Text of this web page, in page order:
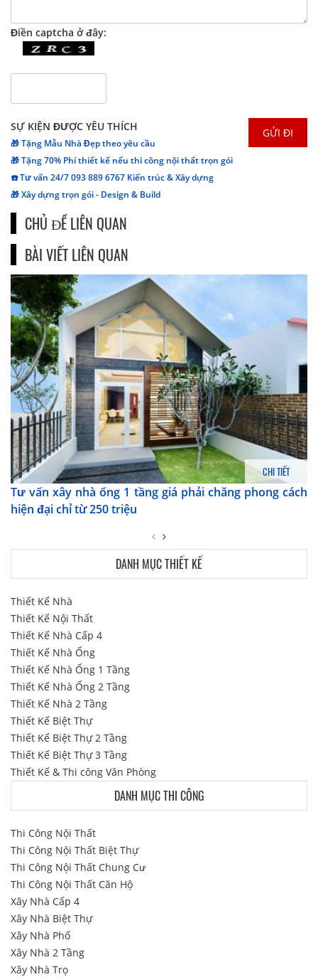
Điền captcha ở đây:
SỰ KIỆN ĐƯỢC YÊU THÍCH
🎁 Tặng Mẫu Nhà Đẹp theo yêu cầu
🎁 Tặng 70% Phí thiết kế nếu thi công nội thất trọn gói
☎️ Tư vấn 24/7 093 889 6767 Kiến trúc & Xây dựng
🎁 Xây dựng trọn gói - Design & Build
CHỦ ĐỀ LIÊN QUAN
BÀI VIẾT LIÊN QUAN
CHI TIẾT
Tư vấn xây nhà ống 1 tầng giá phải chăng phong cách
hiện đại chỉ từ 250 triệu
DANH MỤC THIẾT KẾ
Thiết Kế Nhà
Thiết Kế Nội Thất
Thiết Kế Nhà Cấp 4
Thiết Kế Nhà Ống
Thiết Kế Nhà Ống 1 Tầng
Thiết Kế Nhà Ống 2 Tầng
Thiết Kế Nhà 2 Tầng
Thiết Kế Biệt Thự
Thiết Kế Biệt Thự 2 Tầng
Thiết Kế Biệt Thự 3 Tầng
Thiết Kế & Thi công Văn Phòng
DANH MỤC THI CÔNG
Thi Công Nội Thất
Thi Công Nội Thất Biệt Thự
Thi Công Nội Thất Chung Cư
Thi Công Nội Thất Căn Hộ
Xây Nhà Cấp 4
Xây Nhà Biệt Thự
Xây Nhà Phố
Xây Nhà 2 Tầng
Xây Nhà Trọ